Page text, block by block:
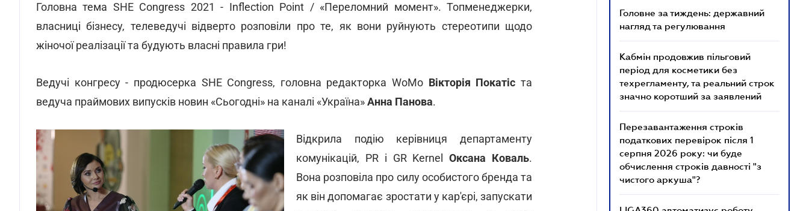
Головна тема SHE Congress 2021 - Inflection Point / «Переломний момент». Топменеджерки,
власниці бізнесу, телеведучі відверто розповіли про те, як вони руйнують стереотипи щодо
жіночої реалізації та будують власні правила гри!
Ведучі конгресу - продюсерка SHE Congress, головна редакторка WoMo Вікторія Покатіс та
ведуча праймових випусків новин «Сьогодні» на каналі «Україна»Анна Панова.
Відкрила подію керівниця департаменту
комунікацій, PR і GR KernelОксана Коваль.
Вона розповіла про силу особистого бренда та
як він допомагає зростати у кар'єрі, запускати
Головне за тиждень: державний
нагляд та регулювання
Кабмін продовжив пільговий
період для косметики без
техрегламенту, та реальний строк
значно коротший за заявлений
Перезавантаження строків
податкових перевірок після 1
серпня 2026 року: чи буде
обчислення строків давності "з
чистого аркуша"?